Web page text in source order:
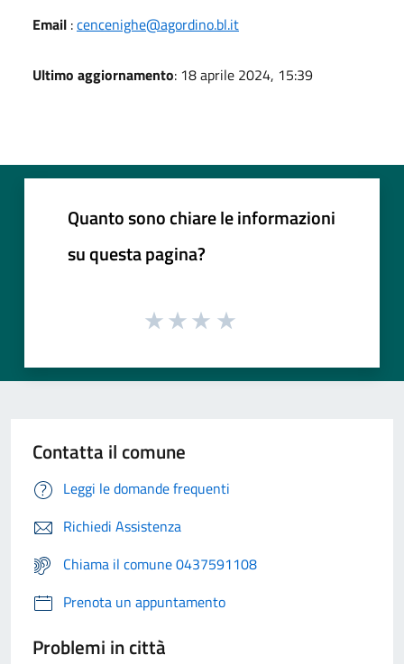
Email :cencenighe@agordino.bl.it
Ultimo aggiornamento: 18 aprile 2024, 15:39
Quanto sono chiare le informazioni
su questa pagina?
Contatta il comune
Leggi le domande frequenti
Richiedi Assistenza
Chiama il comune 0437591108
Prenota un appuntamento
Problemi in città